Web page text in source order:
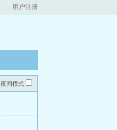
用户注册
夜间模式